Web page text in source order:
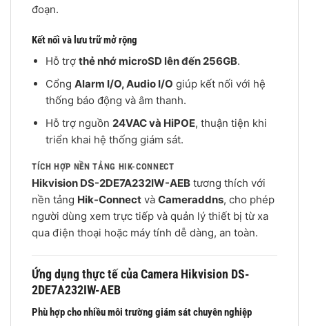
đoạn.
Kết nối và lưu trữ mở rộng
Hỗ trợ thẻ nhớ microSD lên đến 256GB.
Cổng Alarm I/O, Audio I/O giúp kết nối với hệ
thống báo động và âm thanh.
Hỗ trợ nguồn 24VAC và HiPOE, thuận tiện khi
triển khai hệ thống giám sát.
TÍCH HỢP NỀN TẢNG HIK-CONNECT
Hikvision DS-2DE7A232IW-AEB tương thích với
nền tảng Hik-Connect và Cameraddns, cho phép
người dùng xem trực tiếp và quản lý thiết bị từ xa
qua điện thoại hoặc máy tính dễ dàng, an toàn.
Ứng dụng thực tế của Camera Hikvision DS-
2DE7A232IW-AEB
Phù hợp cho nhiều môi trường giám sát chuyên nghiệp